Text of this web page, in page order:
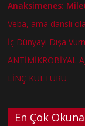
Anaksimenes:
Veba, ama danslı
İç Dünyayı Dışa
ANTİMİKROBİYAL
LİNÇ KÜLTÜRÜ
En Çok